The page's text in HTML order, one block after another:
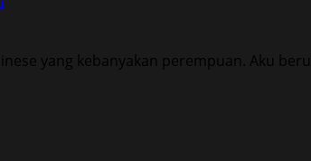
yang kebanyakan perempuan. Aku